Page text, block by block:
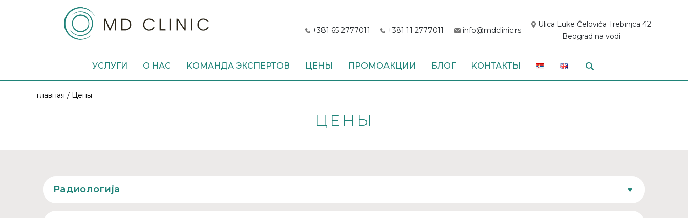
+381 65 2777011 +381 11 2777011 info@mdclinic.rs
Ulica Luke Ćelovića Trebinjca 42
Beograd na vodi
УСЛУГИ О НАС KОМАНДА ЭКСПЕРТОВ ЦЕНЫ ПРОМОАКЦИИ БЛОГ KОНТАКТЫ
главная / Цены
ЦЕНЫ
Радиологија